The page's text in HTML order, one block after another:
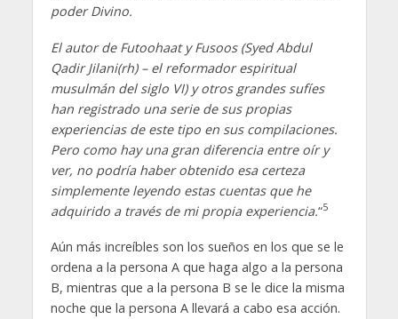
poder Divino.
El autor de Futoohaat y Fusoos (Syed Abdul
Qadir Jilani(rh) – el reformador espiritual
musulmán del siglo VI) y otros grandes sufíes
han registrado una serie de sus propias
experiencias de este tipo en sus compilaciones.
Pero como hay una gran diferencia entre oír y
ver, no podría haber obtenido esa certeza
simplemente leyendo estas cuentas que he
adquirido a través de mi propia experiencia.“5
Aún más increíbles son los sueños en los que se le
ordena a la persona A que haga algo a la persona
B, mientras que a la persona B se le dice la misma
noche que la persona A llevará a cabo esa acción.